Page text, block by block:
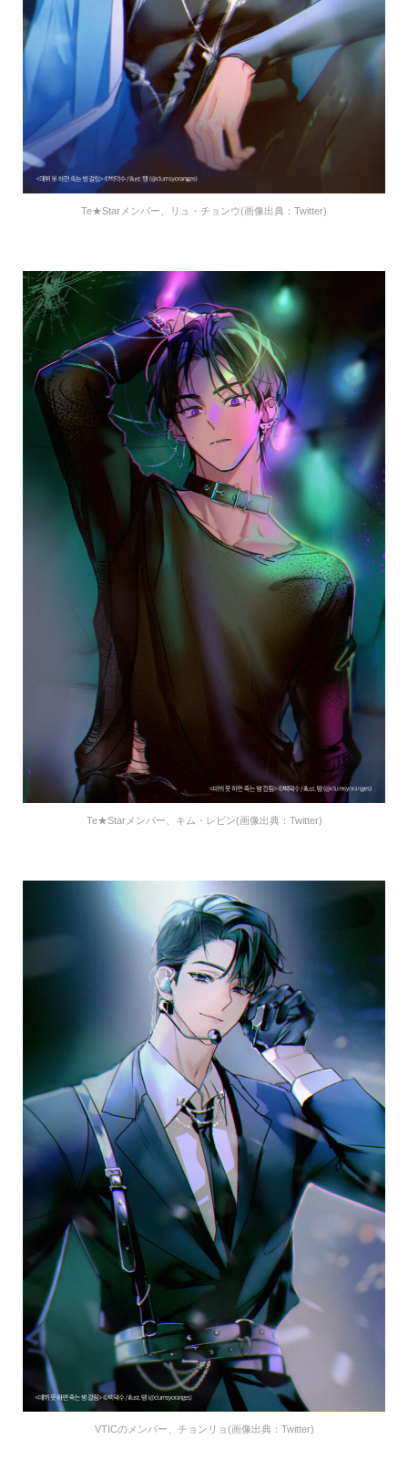
Te★Starメンバー、リュ・チョンウ(画像出典：Twitter)
Te★Starメンバー、キム・レビン(画像出典：Twitter)
VTICのメンバー、チョンリョ(画像出典：Twitter)